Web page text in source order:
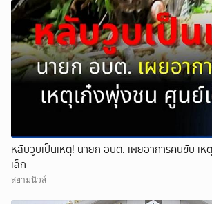
หลับวูบเป็นเหตุ! นายก อบต. เผยอาการคนขับ เห
เล็ก
สยามนิวส์